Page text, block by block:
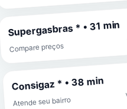
Supergasbras * • 31 min
Compare preços
Consigaz * • 38 min
Atende seu bairro